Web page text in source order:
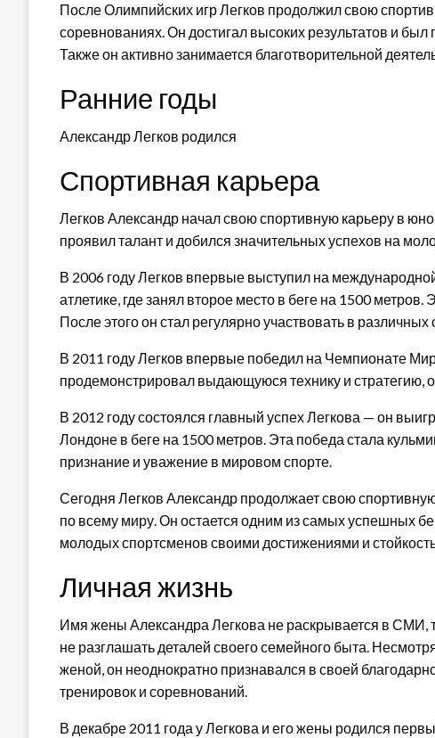
После Олимпийских игр Легков продолжил свою
соревнованиях. Он достигал высоких результатов и
Также он активно занимается благотворительной
Ранние годы
Александр Легков родился
Спортивная карьера
Легков Александр начал свою спортивную карьеру в
проявил талант и добился значительных успехов на
В 2006 году Легков впервые выступил на
атлетике, где занял второе место в беге на 1500
После этого он стал регулярно участвовать в
В 2011 году Легков впервые победил на Чемпионате
продемонстрировал выдающуюся технику и стратегию,
В 2012 году состоялся главный успех Легкова — он
Лондоне в беге на 1500 метров. Эта победа стала
признание и уважение в мировом спорте.
Сегодня Легков Александр продолжает свою
по всему миру. Он остается одним из самых успешных
молодых спортсменов своими достижениями и
Личная жизнь
Имя жены Александра Легкова не раскрывается в СМИ,
не разглашать деталей своего семейного быта.
женой, он неоднократно признавался в своей
тренировок и соревнований.
В декабре 2011 года у Легкова и его жены родился